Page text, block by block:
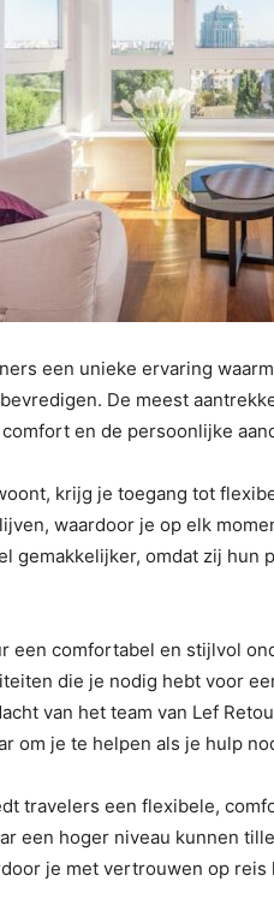
een unieke ervaring
De meest
en de persoonlijke
krijg je toegang tot
waardoor je op elk
gemakkelijker, omdat zij hun
een comfortabel en stijlvol
die je nodig hebt voor
van het team van Lef
om je te helpen als je hulp
travelers een flexibele,
een hoger niveau kunnen
je met vertrouwen op reis